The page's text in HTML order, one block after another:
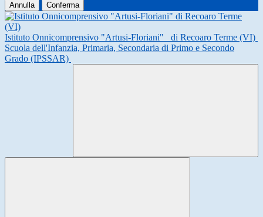
Annulla Conferma
Istituto Onnicomprensivo "Artusi-Floriani"
di Recoaro Terme (VI)
Scuola dell'Infanzia, Primaria, Secondaria di Primo e Secondo
Grado (IPSSAR)